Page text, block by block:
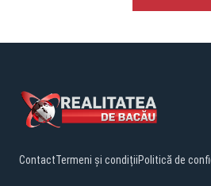
ContactTermeni și condițiiPolitică de